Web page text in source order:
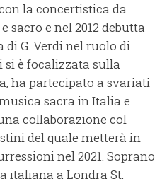
la concertistica da
sacro e nel 2012 debutta
di G. Verdi nel ruolo di
è focalizzata sulla
ha partecipato a svariati
sacra in Italia e
collaborazione col
del quale metterà in
nel 2021. Soprano
italiana a Londra St.